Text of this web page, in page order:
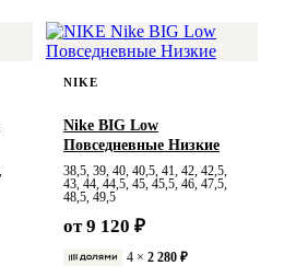
NIKE
Nike BIG Low
Повседневные Низкие
38,5, 39, 40, 40,5, 41, 42, 42,5,
43, 44, 44,5, 45, 45,5, 46, 47,5,
48,5, 49,5
от 9 120 ₽
4 × 2 280 ₽